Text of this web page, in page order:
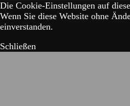
Die Cookie-Einstellungen auf
Wenn Sie diese Website ohne
einverstanden.
Schließen